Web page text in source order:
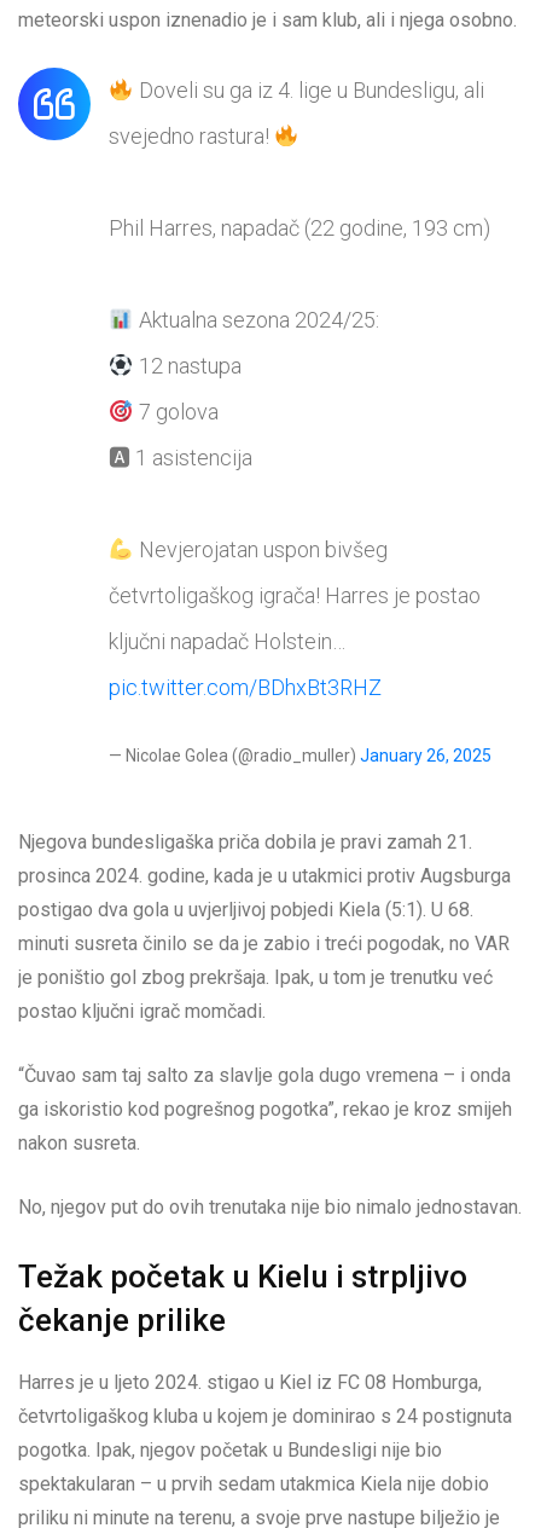
meteorski uspon iznenadio je i sam klub, ali i njega osobno.
Doveli su ga iz 4. lige u Bundesligu, ali
svejedno rastura!
Phil Harres, napadač (22 godine, 193 cm)
Aktualna sezona 2024/25:
12 nastupa
7 golova
🅰 1 asistencija
Nevjerojatan uspon bivšeg
četvrtoligaškog igrača! Harres je postao
ključni napadač Holstein…
pic.twitter.com/BDhxBt3RHZ
— Nicolae Golea (@radio_muller) January 26, 2025
Njegova bundesligaška priča dobila je pravi zamah 21.
prosinca 2024. godine, kada je u utakmici protiv Augsburga
postigao dva gola u uvjerljivoj pobjedi Kiela (5:1). U 68.
minuti susreta činilo se da je zabio i treći pogodak, no VAR
je poništio gol zbog prekršaja. Ipak, u tom je trenutku već
postao ključni igrač momčadi.
“Čuvao sam taj salto za slavlje gola dugo vremena – i onda
ga iskoristio kod pogrešnog pogotka”, rekao je kroz smijeh
nakon susreta.
No, njegov put do ovih trenutaka nije bio nimalo jednostavan.
Težak početak u Kielu i strpljivo
čekanje prilike
Harres je u ljeto 2024. stigao u Kiel iz FC 08 Homburga,
četvrtoligaškog kluba u kojem je dominirao s 24 postignuta
pogotka. Ipak, njegov početak u Bundesligi nije bio
spektakularan – u prvih sedam utakmica Kiela nije dobio
priliku ni minute na terenu, a svoje prve nastupe bilježio je